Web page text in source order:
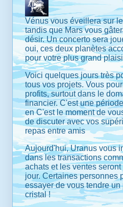
Vénus vous éveillera sur
tandis que Mars vous
désir. Un concerto sera
oui, ces deux planètes
pour votre plus grand
Voici quelques jours très
tous vos projets. Vous
profits, surtout dans le
financier. C'est une
en C'est le moment de
de discuter avec vos
repas entre amis
Aujourd'hui, Uranus vous
dans les transactions
achats et les ventes
jour. Certaines personnes
essayer de vous tendre
cristal !